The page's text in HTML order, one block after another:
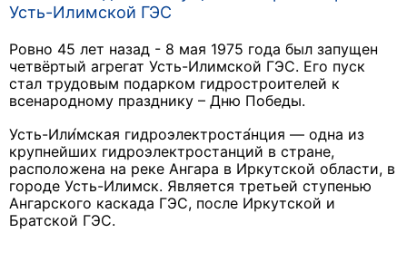
Усть-Илимской ГЭС
Ровно 45 лет назад - 8 мая 1975 года был запущен
четвёртый агрегат Усть-Илимской ГЭС. Его пуск
стал трудовым подарком гидростроителей к
всенародному празднику – Дню Победы.
Усть-Или́мская гидроэлектроста́нция — одна из
крупнейших гидроэлектростанций в стране,
расположена на реке Ангара в Иркутской области, в
городе Усть-Илимск. Является третьей ступенью
Ангарского каскада ГЭС, после Иркутской и
Братской ГЭС.